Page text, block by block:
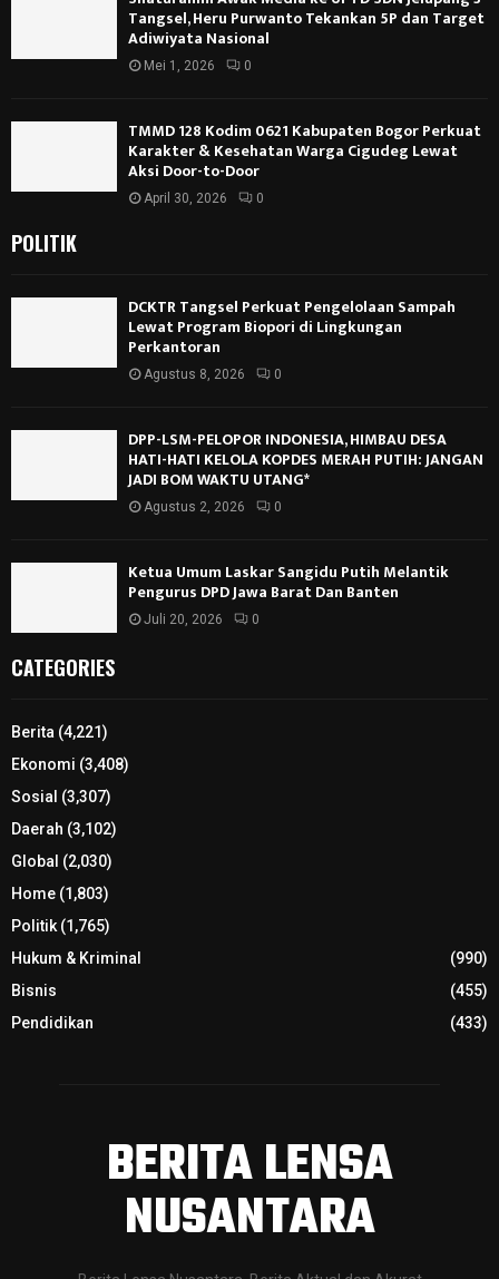
Tangsel, Heru Purwanto Tekankan 5P dan Target
Adiwiyata Nasional
Mei 1, 2026 0
TMMD 128 Kodim 0621 Kabupaten Bogor Perkuat
Karakter & Kesehatan Warga Cigudeg Lewat
Aksi Door-to-Door
April 30, 2026 0
POLITIK
DCKTR Tangsel Perkuat Pengelolaan Sampah
Lewat Program Biopori di Lingkungan
Perkantoran
Agustus 8, 2026 0
DPP-LSM-PELOPOR INDONESIA, HIMBAU DESA
HATI-HATI KELOLA KOPDES MERAH PUTIH: JANGAN
JADI BOM WAKTU UTANG*
Agustus 2, 2026 0
Ketua Umum Laskar Sangidu Putih Melantik
Pengurus DPD Jawa Barat Dan Banten
Juli 20, 2026 0
CATEGORIES
Berita (4,221)
Ekonomi (3,408)
Sosial (3,307)
Daerah (3,102)
Global (2,030)
Home (1,803)
Politik(1,765)
Hukum & Kriminal
(990)
Bisnis
(455)
Pendidikan
(433)
BERITA LENSA
NUSANTARA